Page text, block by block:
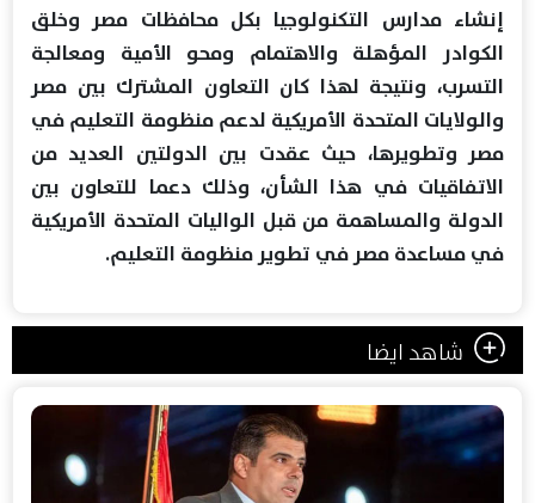
إنشاء مدارس التكنولوجيا بكل محافظات مصر وخلق
الكوادر المؤهلة والاهتمام ومحو الأمية ومعالجة
التسرب، ونتيجة لهذا كان التعاون المشترك بين مصر
والولايات المتحدة الأمريكية لدعم منظومة التعليم في
مصر وتطويرها، حيث عقدت بين الدولتين العديد من
الاتفاقيات في هذا الشأن، وذلك دعما للتعاون بين
الدولة والمساهمة من قبل الواليات المتحدة الأمريكية
في مساعدة مصر في تطوير منظومة التعليم.
شاهد ايضا